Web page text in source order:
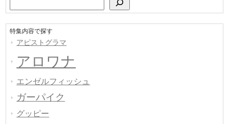
特集内容で探す
アピストグラマ
アロワナ
エンゼルフィッシュ
ガーパイク
グッピー